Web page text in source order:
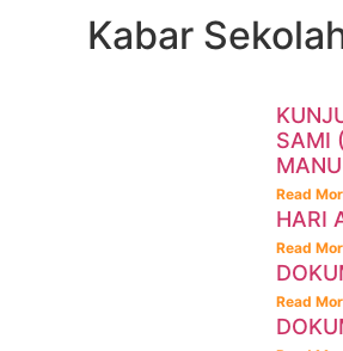
Kabar
SAMI
Read
HARI
Read
Read